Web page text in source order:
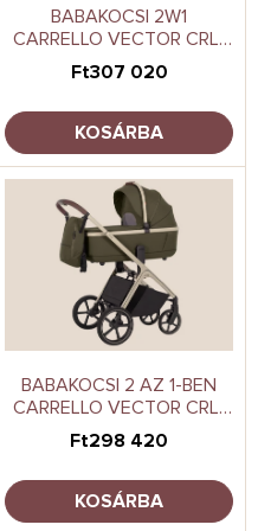
BABAKOCSI 2W1
CARRELLO VECTOR CRL-
6550 2025 PRIME BLUE
Ft307 020
KOSÁRBA
BABAKOCSI 2 AZ 1-BEN
CARRELLO VECTOR CRL-
6550 DEEP GREEN
Ft298 420
KOSÁRBA